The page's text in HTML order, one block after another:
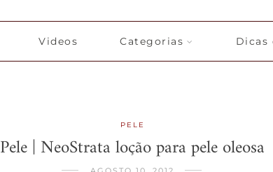
Videos Categorias Dicas
PELE
Pele | NeoStrata loção para pele oleosa